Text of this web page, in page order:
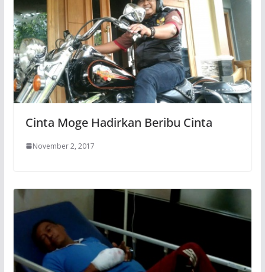
Cinta Moge Hadirkan Beribu Cinta
November 2, 2017